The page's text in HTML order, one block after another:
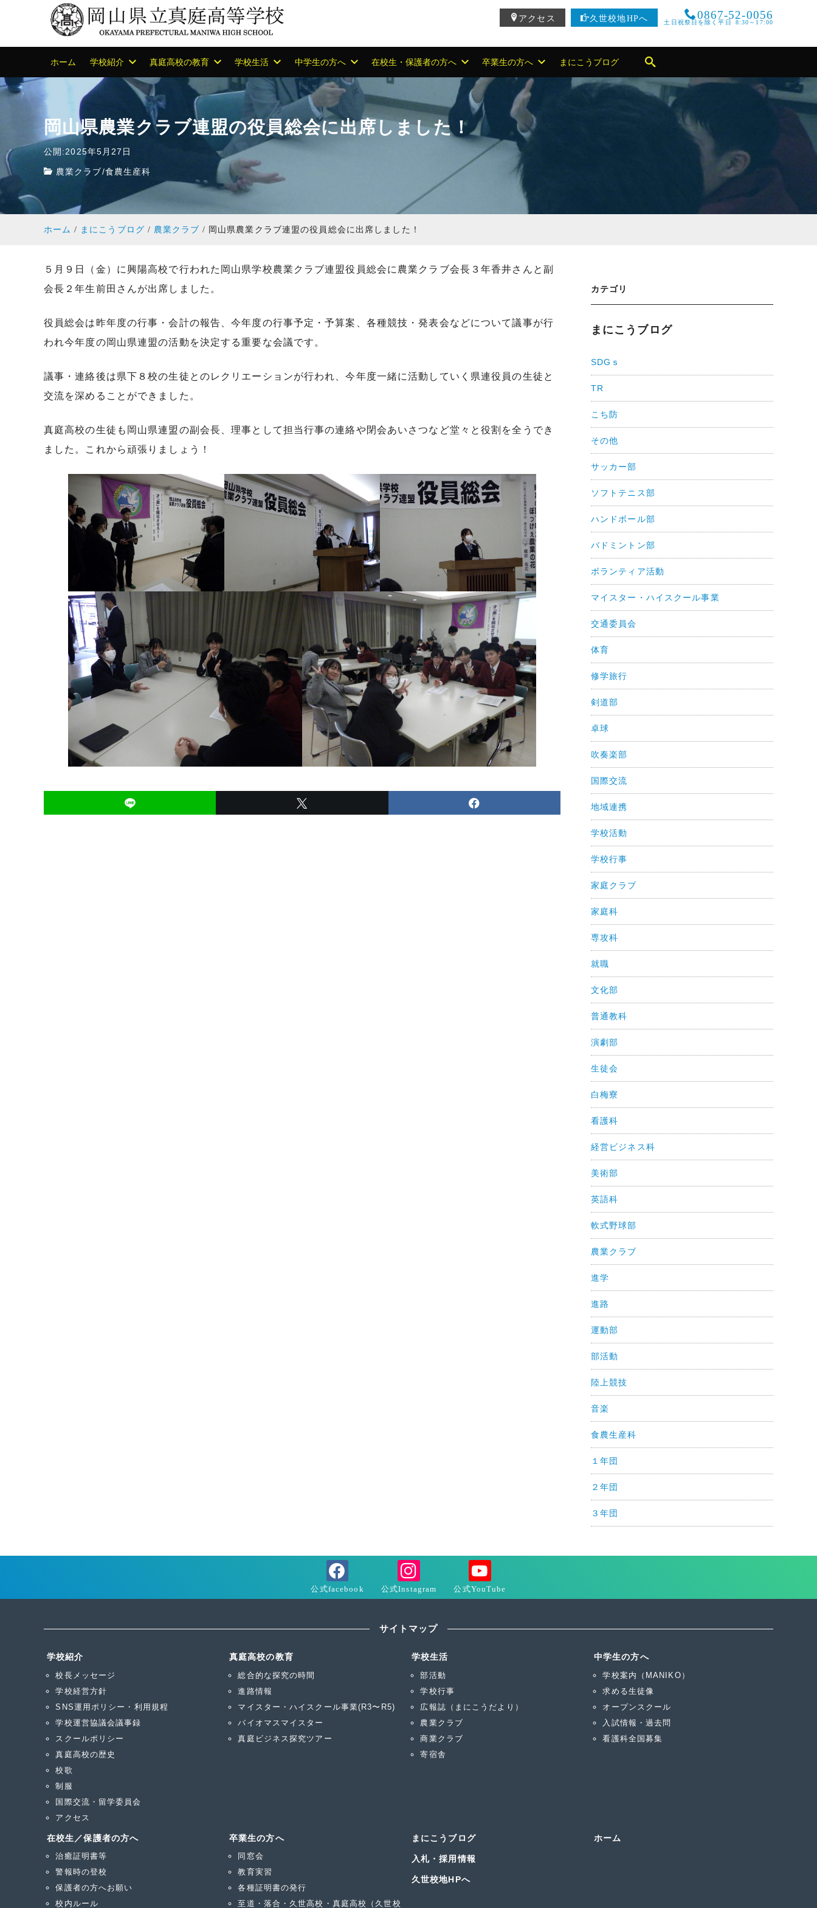
アクセス 久世校地HPへ 0867-52-0056
土日祝祭日を除く平日 8:30～17:00
ホーム 学校紹介 真庭高校の教育 学校生活 中学生の方へ 在校生・保護者の方へ 卒業生の方へ まにこうブログ
岡山県農業クラブ連盟の役員総会に出席しました！
公開:2025年5月27日
農業クラブ/食農生産科
ホーム まにこうブログ 農業クラブ 岡山県農業クラブ連盟の役員総会に出席しました！
５月９日（金）に興陽高校で行われた岡山県学校農業クラブ連盟役員総会に農業クラブ会長３年香井さんと副
会長２年生前田さんが出席しました。
役員総会は昨年度の行事・会計の報告、今年度の行事予定・予算案、各種競技・発表会などについて議事が行
われ今年度の岡山県連盟の活動を決定する重要な会議です。
議事・連絡後は県下８校の生徒とのレクリエーションが行われ、今年度一緒に活動していく県連役員の生徒と
交流を深めることができました。
真庭高校の生徒も岡山県連盟の副会長、理事として担当行事の連絡や閉会あいさつなど堂々と役割を全うでき
ました。これから頑張りましょう！
カテゴリ
まにこうブログ
SDGｓ
TR
こち防
その他
サッカー部
ソフトテニス部
ハンドボール部
バドミントン部
ボランティア活動
マイスター・ハイスクール事業
交通委員会
体育
修学旅行
剣道部
卓球
吹奏楽部
国際交流
地域連携
学校活動
学校行事
家庭クラブ
家庭科
専攻科
就職
文化部
普通教科
演劇部
生徒会
白梅寮
看護科
経営ビジネス科
美術部
英語科
軟式野球部
農業クラブ
進学
進路
運動部
部活動
陸上競技
音楽
食農生産科
１年団
２年団
３年団
サイトマップ
学校紹介
校長メッセージ
学校経営方針
SNS運用ポリシー・利用規程
学校運営協議会議事録
スクールポリシー
真庭高校の歴史
校歌
制服
国際交流・留学委員会
アクセス
真庭高校の教育
総合的な探究の時間
進路情報
マイスター・ハイスクール事業(R3〜R5)
バイオマスマイスター
真庭ビジネス探究ツアー
学校生活
部活動
学校行事
広報誌（まにこうだより）
農業クラブ
商業クラブ
寄宿舎
中学生の方へ
学校案内（MANIKO）
求める生徒像
オープンスクール
入試情報・過去問
看護科全国募集
在校生／保護者の方へ
治癒証明書等
警報時の登校
保護者の方へお願い
校内ルール
卒業生の方へ
同窓会
教育実習
各種証明書の発行
至道・落合・久世高校・真庭高校（久世校
まにこうブログ
入札・採用情報
久世校地HPへ
ホーム